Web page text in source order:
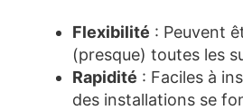
Flexibilité : Peuvent
(presque) toutes les
Rapidité : Faciles à
des installations se